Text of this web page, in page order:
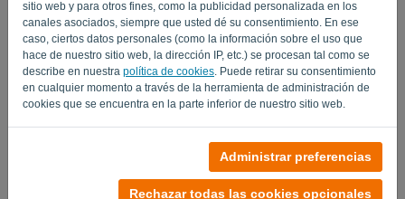
sitio web y para otros fines, como la publicidad personalizada en los
canales asociados, siempre que usted dé su consentimiento. En ese
caso, ciertos datos personales (como la información sobre el uso que
hace de nuestro sitio web, la dirección IP, etc.) se procesan tal como se
describe en nuestra política de cookies . Puede retirar su consentimiento
en cualquier momento a través de la herramienta de administración de
cookies que se encuentra en la parte inferior de nuestro sitio web.
Administrar preferencias
Rechazar todas las cookies opcionales
Sí, es posible que mis actualizaciones de productos estén
disponibles..
Empieza tu prueba gratuita